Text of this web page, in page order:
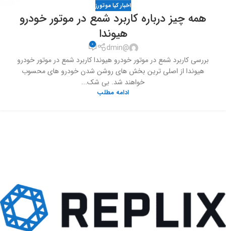
اخبار کیا موتورز
همه چیز درباره کاربرد شمع در موتور خودرو
هیوندا
@dmin
0
بررسی کاربرد شمع در موتور خودرو هیوندا کاربرد شمع در موتور خودرو
هیوندا از اصلی ترین بخش های روشن شدن خودرو های محسوب
خواهند شد. بی شک...
ادامه مطلب